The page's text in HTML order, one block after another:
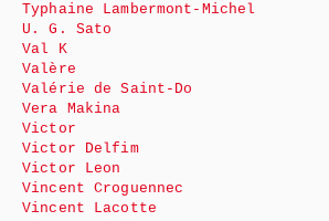
Typhaine Lambermont-Michel
U. G. Sato
Val K
Valère
Valérie de Saint-Do
Vera Makina
Victor
Victor Delfim
Victor Leon
Vincent Croguennec
Vincent Lacotte